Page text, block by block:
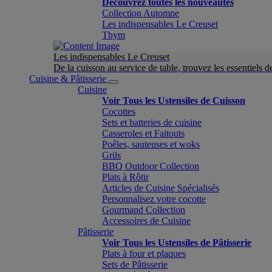
Découvrez toutes les nouveautés
Collection Automne
Les indispensables Le Creuset
Thym
Les indispensables Le Creuset
De la cuisson au service de table, trouvez les essentiels
Cuisine & Pâtisserie
Cuisine
Voir Tous les Ustensiles de Cuisson
Cocottes
Sets et batteries de cuisine
Casseroles et Faitouts
Poêles, sauteuses et woks
Grils
BBQ Outdoor Collection
Plats à Rôtir
Articles de Cuisine Spécialisés
Personnalisez votre cocotte
Gourmand Collection
Accessoires de Cuisine
Pâtisserie
Voir Tous les Ustensiles de Pâtisserie
Plats à four et plaques
Sets de Pâtisserie